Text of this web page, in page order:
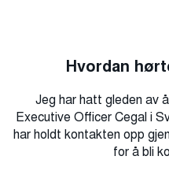
Hvordan
Jeg har hatt gleden av
Executive Officer Cegal i
har holdt kontakten opp
for å bli